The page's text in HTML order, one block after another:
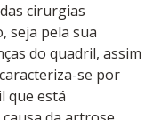
cirurgias
seja pela sua
do quadril, assim
se por
que está